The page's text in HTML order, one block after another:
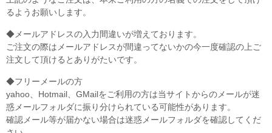
るようお願いします。
◆メールアドレスの入力間違いが増えております。
ご注文の際はメールアドレスが間違ってないかの今一度確認の上ご
注文して頂けるとありがたいです。
◆フリーメールの方
yahoo、Hotmail、GMailをご利用の方は当サイトからのメールが迷
惑メールフォルダに振り分けられている可能性があります。
確認メール等が届かない場合は迷惑メールフォルダを確認してくだ